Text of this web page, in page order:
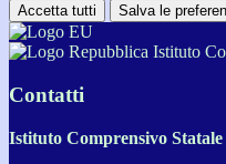
Accetta tutti Salva le
Istituto
Contatti
Istituto Comprensivo